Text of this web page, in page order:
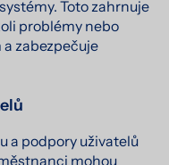
Toto zahrnuje
problémy nebo
zabezpečuje
a podpory uživatelů
mohou